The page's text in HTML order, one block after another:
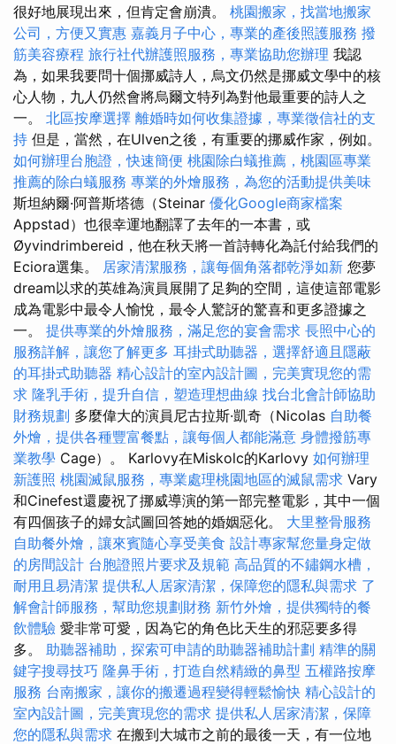
很好地展現出來，但肯定會崩潰。 桃園搬家，找當地搬家
公司，方便又實惠 嘉義月子中心，專業的產後照護服務 撥
筋美容療程 旅行社代辦護照服務，專業協助您辦理 我認
為，如果我要問十個挪威詩人，烏文仍然是挪威文學中的核
心人物，九人仍然會將烏爾文特列為對他最重要的詩人之
一。 北區按摩選擇 離婚時如何收集證據，專業徵信社的支
持 但是，當然，在Ulven之後，有重要的挪威作家，例如。
如何辦理台胞證，快速簡便 桃園除白蟻推薦，桃園區專業
推薦的除白蟻服務 專業的外燴服務，為您的活動提供美味
斯坦納爾·阿普斯塔德（Steinar 優化Google商家檔案
Appstad）也很幸運地翻譯了去年的一本書，或
Øyvindrimbereid，他在秋天將一首詩轉化為託付給我們的
Eciora選集。 居家清潔服務，讓每個角落都乾淨如新 您夢
dream以求的英雄為演員展開了足夠的空間，這使這部電影
成為電影中最令人愉悅，最令人驚訝的驚喜和更多證據之
一。 提供專業的外燴服務，滿足您的宴會需求 長照中心的
服務詳解，讓您了解更多 耳掛式助聽器，選擇舒適且隱蔽
的耳掛式助聽器 精心設計的室內設計圖，完美實現您的需
求 隆乳手術，提升自信，塑造理想曲線 找台北會計師協助
財務規劃 多麼偉大的演員尼古拉斯·凱奇（Nicolas 自助餐
外燴，提供各種豐富餐點，讓每個人都能滿意 身體撥筋專
業教學 Cage）。 Karlovy在Miskolc的Karlovy 如何辦理
新護照 桃園滅鼠服務，專業處理桃園地區的滅鼠需求 Vary
和Cinefest還慶祝了挪威導演的第一部完整電影，其中一個
有四個孩子的婦女試圖回答她的婚姻惡化。 大里整骨服務
自助餐外燴，讓來賓隨心享受美食 設計專家幫您量身定做
的房間設計 台胞證照片要求及規範 高品質的不鏽鋼水槽，
耐用且易清潔 提供私人居家清潔，保障您的隱私與需求 了
解會計師服務，幫助您規劃財務 新竹外燴，提供獨特的餐
飲體驗 愛非常可愛，因為它的角色比天生的邪惡要多得
多。 助聽器補助，探索可申請的助聽器補助計劃 精準的關
鍵字搜尋技巧 隆鼻手術，打造自然精緻的鼻型 五權路按摩
服務 台南搬家，讓你的搬遷過程變得輕鬆愉快 精心設計的
室內設計圖，完美實現您的需求 提供私人居家清潔，保障
您的隱私與需求 在搬到大城市之前的最後一天，有一位地